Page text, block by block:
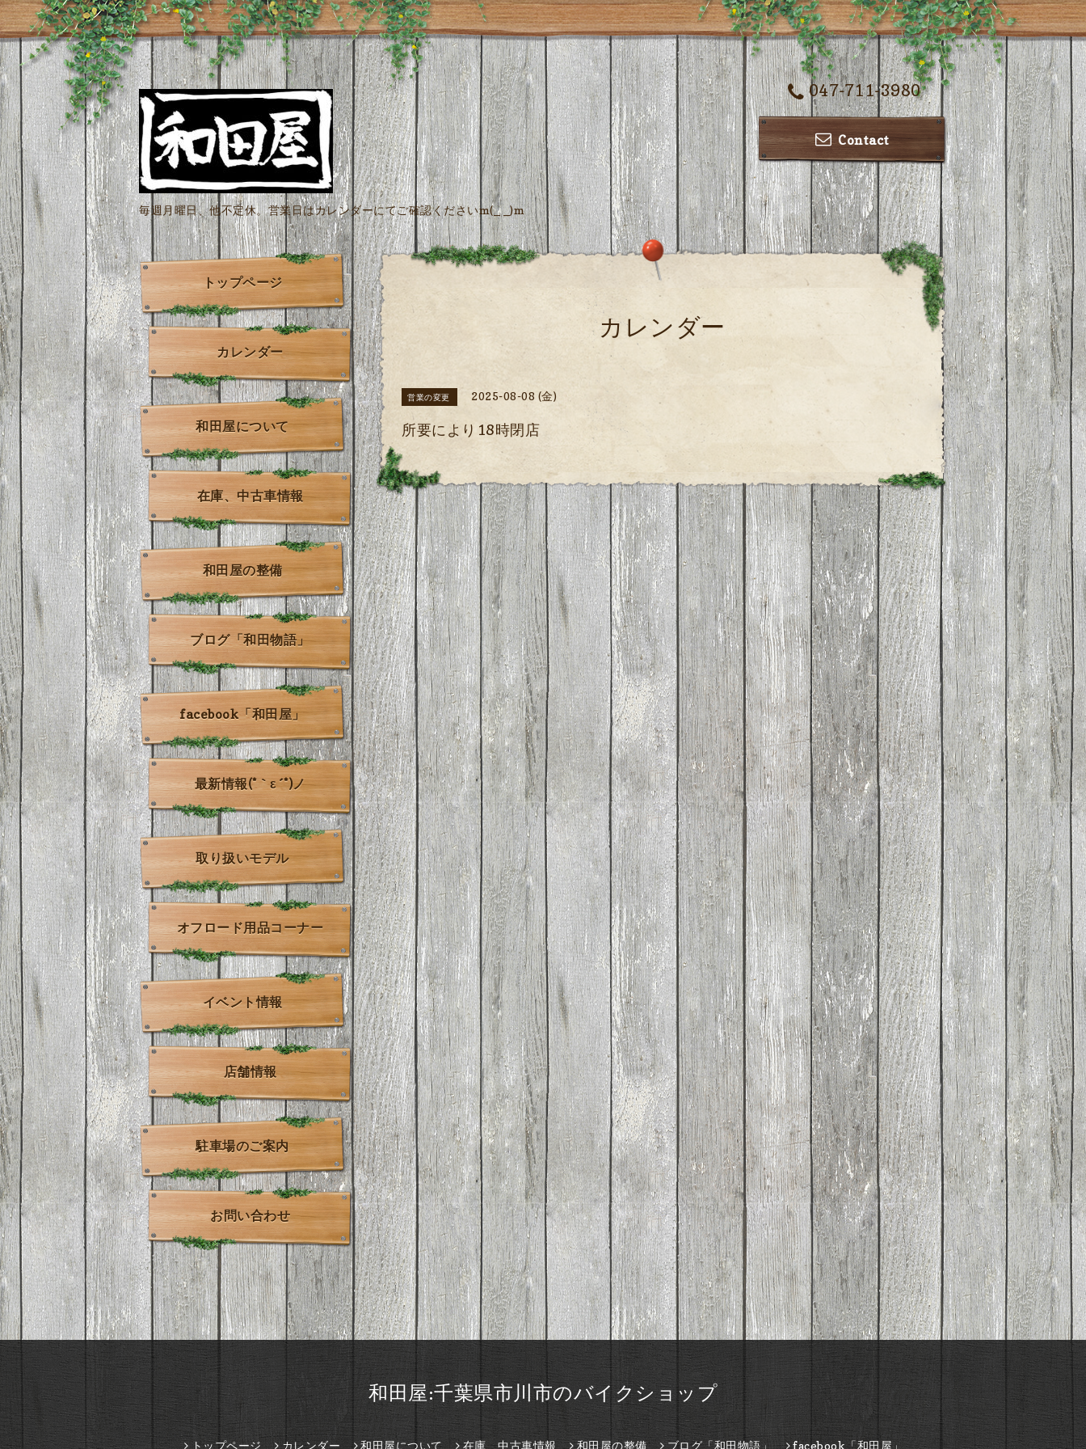
047-711-3980
Contact
毎週月曜日、他不定休。営業日はカレンダーにてご確認くださいm(_ _)m
カレンダー
営業の変更 2025-08-08 (金)
所要により18時閉店
トップページ
カレンダー
和田屋について
在庫、中古車情報
和田屋の整備
ブログ「和田物語」
facebook「和田屋」
最新情報(*｀ε´*)ノ
取り扱いモデル
オフロード用品コーナー
イベント情報
店舗情報
駐車場のご案内
お問い合わせ
和田屋:千葉県市川市のバイクショップ
トップページ カレンダー 和田屋について 在庫、中古車情報 和田屋の整備 ブログ「和田物語」 facebook「和田屋」